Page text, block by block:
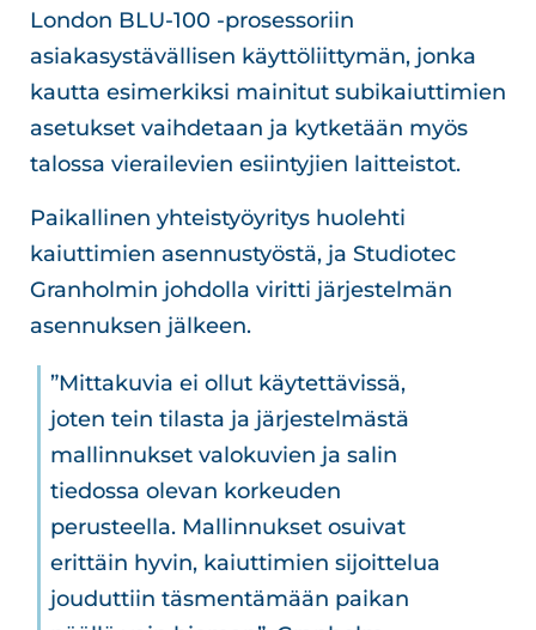
London BLU-100 -prosessoriin
asiakasystävällisen käyttöliittymän, jonka
kautta esimerkiksi mainitut subikaiuttimien
asetukset vaihdetaan ja kytketään myös
talossa vierailevien esiintyjien laitteistot.
Paikallinen yhteistyöyritys huolehti
kaiuttimien asennustyöstä, ja Studiotec
Granholmin johdolla viritti järjestelmän
asennuksen jälkeen.
”Mittakuvia ei ollut käytettävissä,
joten tein tilasta ja järjestelmästä
mallinnukset valokuvien ja salin
tiedossa olevan korkeuden
perusteella. Mallinnukset osuivat
erittäin hyvin, kaiuttimien sijoittelua
jouduttiin täsmentämään paikan